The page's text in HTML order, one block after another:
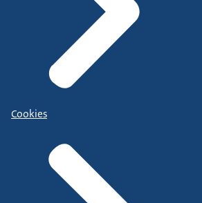
Cookies